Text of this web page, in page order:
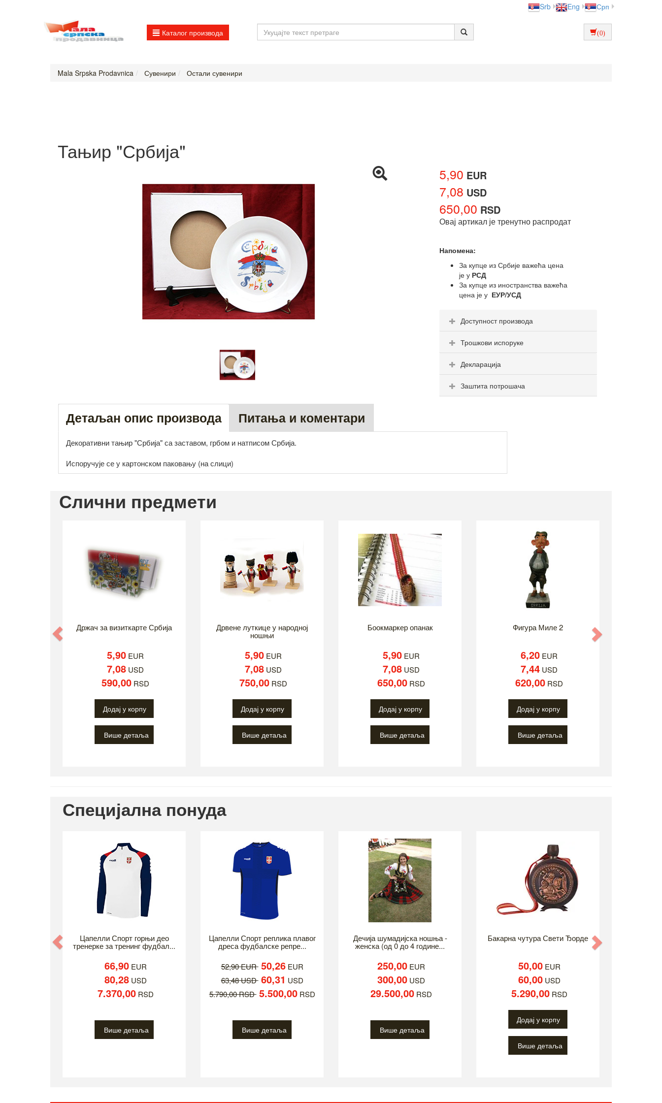
Srb Eng Срп
Каталог производа (0)
Mala Srpska Prodavnica Сувенири Остали сувенири
Тањир "Србија"
5,90 EUR
7,08 USD
650,00 RSD
Овај артикал је тренутно распродат
Напомена:
За купце из Србије важећа цена
је у РСД
За купце из иностранства важећа
цена је у ЕУР/УСД
Доступност производа
Трошкови испоруке
Декларација
Заштита потрошача
Детаљан опис производа Питања и коментари
Декоративни тањир "Србија" са заставом, грбом и натписом Србија.
Испоручује се у картонском паковању (на слици)
Слични предмети
Држач за визиткарте Србија
5,90 EUR
7,08 USD
590,00 RSD
Додај у корпу
Више детаља
Дрвене луткице у народној
ношњи
5,90 EUR
7,08 USD
750,00 RSD
Додај у корпу
Више детаља
Боокмаркер опанак
5,90 EUR
7,08 USD
650,00 RSD
Додај у корпу
Више детаља
Фигура Миле 2
6,20 EUR
7,44 USD
620,00 RSD
Додај у корпу
Више детаља
Previous
Специјална понуда
Цапелли Спорт горњи део
тренерке за тренинг фудбал...
66,90EUR
80,28USD
7.370,00RSD
Више детаља
Цапелли Спорт реплика плавог
дреса фудбалске репре...
52,90 EUR 50,26EUR
63,48 USD 60,31 USD
5.790,00 RSD 5.500,00RSD
Више детаља
Дечија шумадијска ношња -
женска (од 0 до 4 године...
250,00 EUR
300,00 USD
29.500,00 RSD
Више детаља
Бакарна чутура Свети Ђорде
50,00EUR
60,00USD
5.290,00RSD
Додај у корпу
Више детаља
Previous